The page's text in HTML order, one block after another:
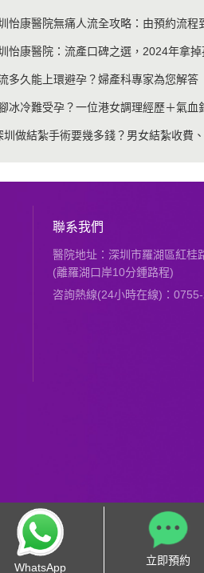
怡康醫院無痛人流全攻略：由預約流
怡康醫院：流產口碑之選，2024年拿
多久能上環避孕？婦產科專家為您解答
冰冷難受孕？一位港女調理經歷＋氣血
圳做結紮手術要幾多錢？男女結紮收費
聯系我們
醫院地址：深圳市羅湖區紅桂
(離羅湖口岸10分鍾路程)
咨詢熱線(24小時在線)：
WhatsApp
立即預約